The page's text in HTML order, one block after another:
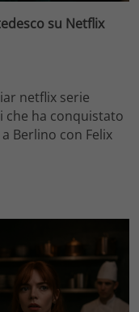
su Netflix
netflix serie
che ha conquistato
Berlino con Felix